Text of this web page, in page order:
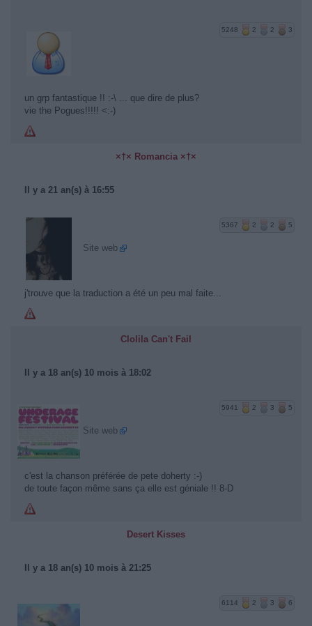
5248 2 2 3
un grp fantastique !! :-\ ... que dire de plus?
vie the Pogues!!!!! <:-)
×†× Romancia ×†×
Il y a 21 an(s) à 16:55
5367 2 2 5
Site web
j'trouve que la traduction a été un peu mal faite...
Clolila Can't Fail
Il y a 18 an(s) 10 mois à 18:02
5941 2 3 5
Site web
c'est la chanson préférée de pete doherty :-)
de toute façon même sans ça elle est géniale !! 8-D
Desert Kisses
Il y a 18 an(s) 10 mois à 21:25
6114 2 3 6